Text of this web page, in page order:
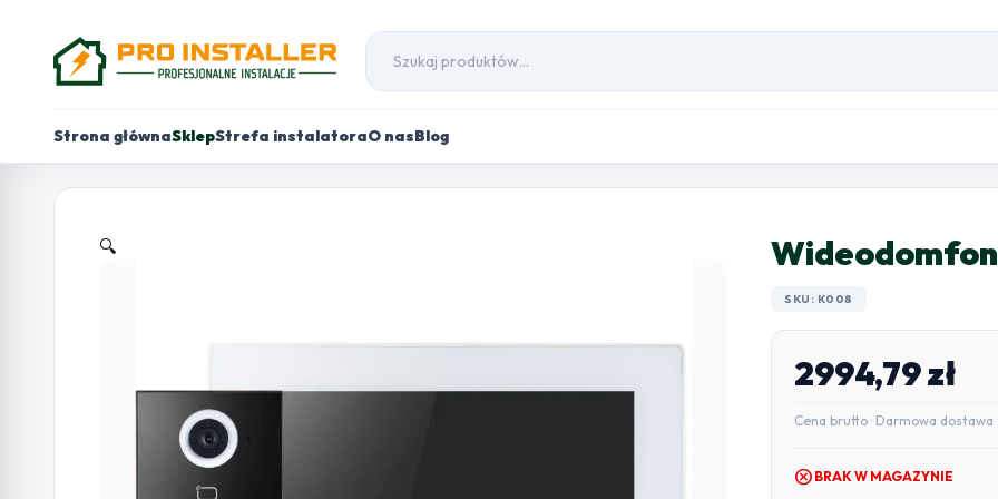
Strona głównaSklepStrefa instalatoraO nasBlog
🔍
SKU: K008
2994,79zł
Cena brutto · Darmowa dostawa
cancel BRAK W MAGAZYNIE